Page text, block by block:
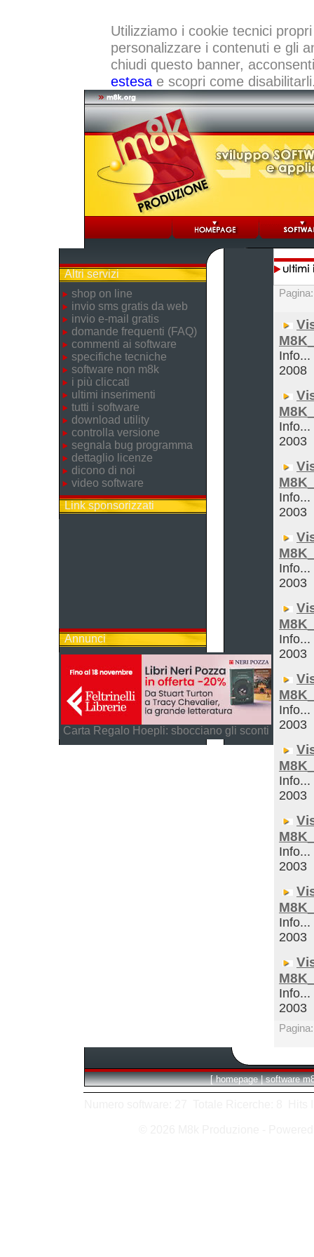
Utilizziamo i cookie tecnici
personalizzare i contenuti e gli
chiudi questo banner,
estesae scopri come
Altri servizi
shop on line
invio sms gratis da web
invio e-mail gratis
domande frequenti (FAQ)
commenti ai software
specifiche tecniche
software non m8k
i più cliccati
ultimi inserimenti
tutti i software
download utility
controlla versione
segnala bug programma
dettaglio licenze
dicono di noi
video software
Link sponsorizzati
Annunci
Carta Regalo Hoepli: sbocciano gli sconti
Info...
2008
Info...
2003
Info...
2003
Info...
2003
Info...
2003
Info...
2003
Info...
2003
Info...
2003
Info...
2003
Info...
2003
[ homepage | software